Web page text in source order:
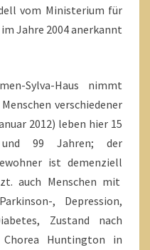
vom Ministerium für
Jahre 2004 anerkannt
Sylva-Haus nimmt
verschiedener
2012) leben hier 15
und 99 Jahren; der
ist demenziell
auch Menschen mit
, Depression,
Zustand nach
Chorea Huntington in